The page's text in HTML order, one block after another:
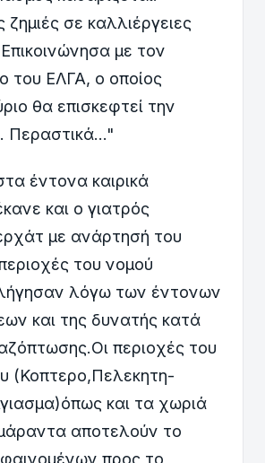
ζημιές σε καλλιέργειες
με τον
του ΕΛΓΑ, ο οποίος
θα επισκεφτεί την
Περαστικά..."
έντονα καιρικά
και ο γιατρός
με ανάρτησή του
του νομού
λόγω των έντονων
και της δυνατής κατά
περιοχές του
(Κοπτερο,Πελεκητη-
και τα χωριά
αποτελούν το